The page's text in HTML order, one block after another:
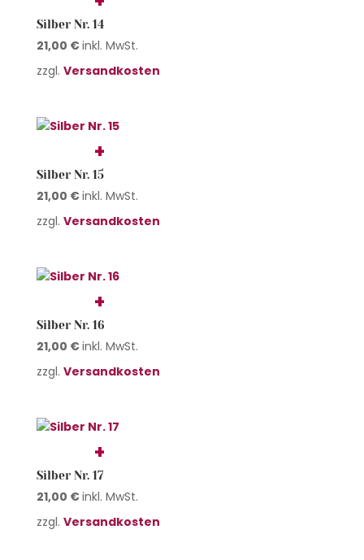
Silber Nr. 14
21,00 €inkl. MwSt.
zzgl. Versandkosten
Silber Nr. 15
21,00 €inkl. MwSt.
zzgl. Versandkosten
Silber Nr. 16
21,00 €inkl. MwSt.
zzgl. Versandkosten
Silber Nr. 17
21,00 €inkl. MwSt.
zzgl. Versandkosten